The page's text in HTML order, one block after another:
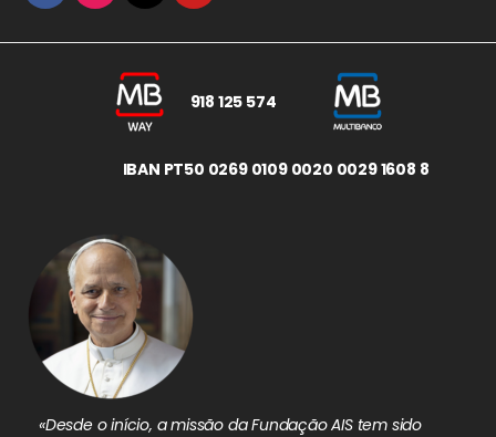
918 125 574
IBAN PT50 0269 0109 0020 0029 1608 8
«Desde o início, a missão da Fundação AIS tem sido